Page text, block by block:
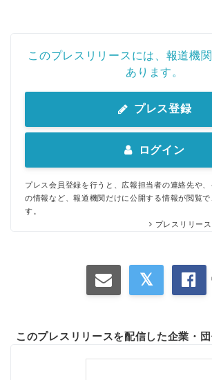
このプレスリリースには、報道機
あります。
プレス登録
ログイン
プレス会員登録を行うと、広報担当者の連絡先や
の情報など、報道機関だけに公開する情報が閲覧で
す。
プレスリリー
このプレスリリースを配信した企業・